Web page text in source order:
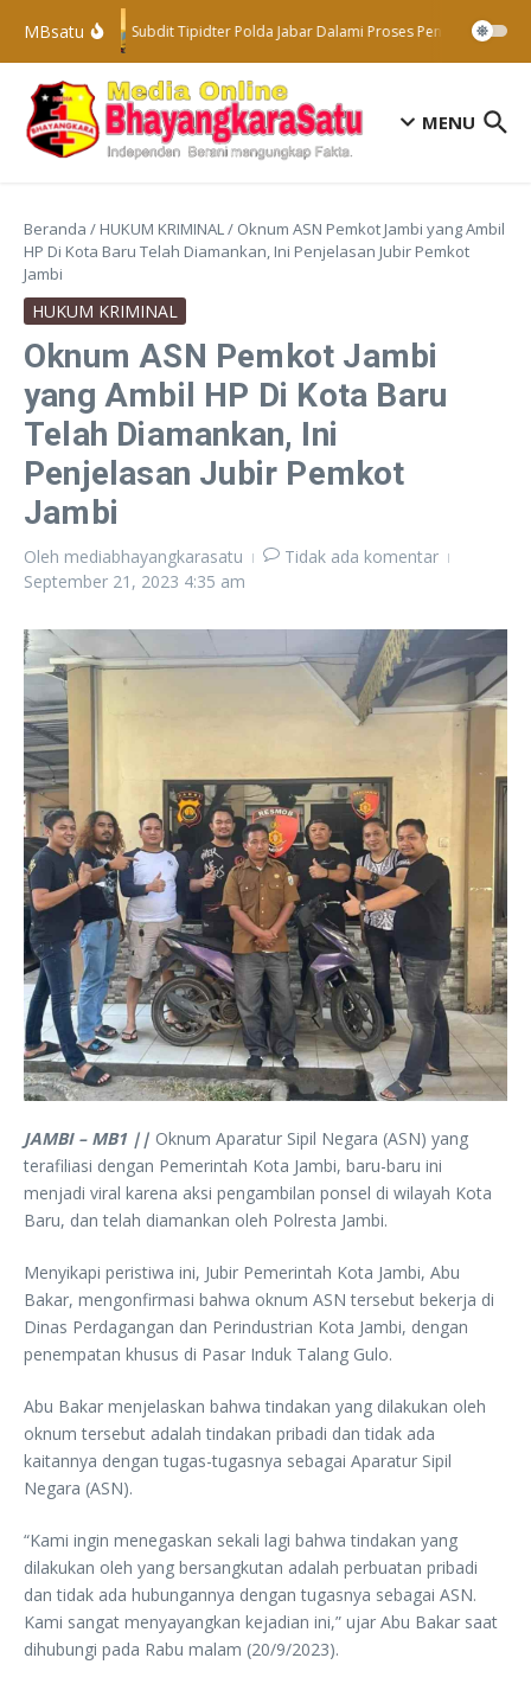
Lewati ke konten
MBsatu
Subdit Tipidter Polda Jabar Dalami Proses Penyelidikan
MENU
Beranda / HUKUM KRIMINAL/ Oknum ASN Pemkot Jambi yang Ambil
HP Di Kota Baru Telah Diamankan, Ini Penjelasan Jubir Pemkot
Jambi
HUKUM KRIMINAL
Oknum ASN Pemkot Jambi
yang Ambil HP Di Kota Baru
Telah Diamankan, Ini
Penjelasan Jubir Pemkot
Jambi
Oleh mediabhayangkarasatu
Tidak ada komentar
September 21, 2023 4:35 am
JAMBI – MB1 || Oknum Aparatur Sipil Negara (ASN) yang
terafiliasi dengan Pemerintah Kota Jambi, baru-baru ini
menjadi viral karena aksi pengambilan ponsel di wilayah Kota
Baru, dan telah diamankan oleh Polresta Jambi.
Menyikapi peristiwa ini, Jubir Pemerintah Kota Jambi, Abu
Bakar, mengonfirmasi bahwa oknum ASN tersebut bekerja di
Dinas Perdagangan dan Perindustrian Kota Jambi, dengan
penempatan khusus di Pasar Induk Talang Gulo.
Abu Bakar menjelaskan bahwa tindakan yang dilakukan oleh
oknum tersebut adalah tindakan pribadi dan tidak ada
kaitannya dengan tugas-tugasnya sebagai Aparatur Sipil
Negara (ASN).
“Kami ingin menegaskan sekali lagi bahwa tindakan yang
dilakukan oleh yang bersangkutan adalah perbuatan pribadi
dan tidak ada hubungannya dengan tugasnya sebagai ASN.
Kami sangat menyayangkan kejadian ini,” ujar Abu Bakar saat
dihubungi pada Rabu malam (20/9/2023).